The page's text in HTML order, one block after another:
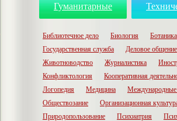
Гуманитарные
Библиотечное дело Биология Ботаника
Государственная служба
Деловое общение
Животноводство
Журналистика
Конфликтология
Кооперативная
Логопедия
Медицина
Обществозание
Организационная
Природопользование
Психиатрия